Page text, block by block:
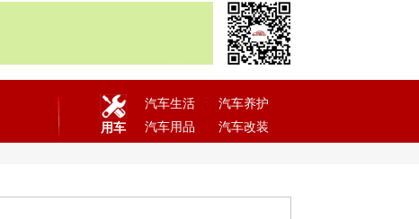
用车
汽车生活
汽车养护
汽车用品
汽车改装